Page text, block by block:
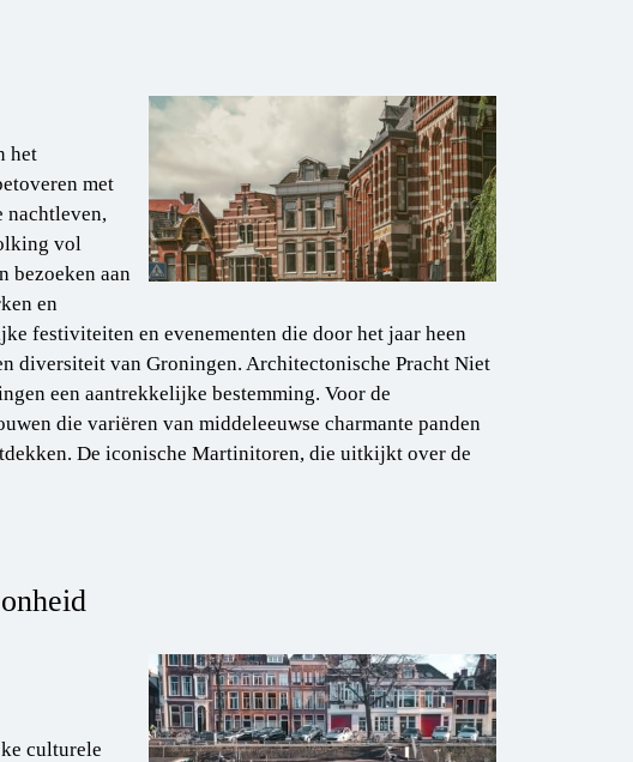
het
met
nachtleven,
vol
bezoeken aan
en
festiviteiten en evenementen die door het jaar heen
diversiteit van Groningen. Architectonische Pracht Niet
een aantrekkelijke bestemming. Voor de
die variëren van middeleeuwse charmante panden
De iconische Martinitoren, die uitkijkt over de
culturele